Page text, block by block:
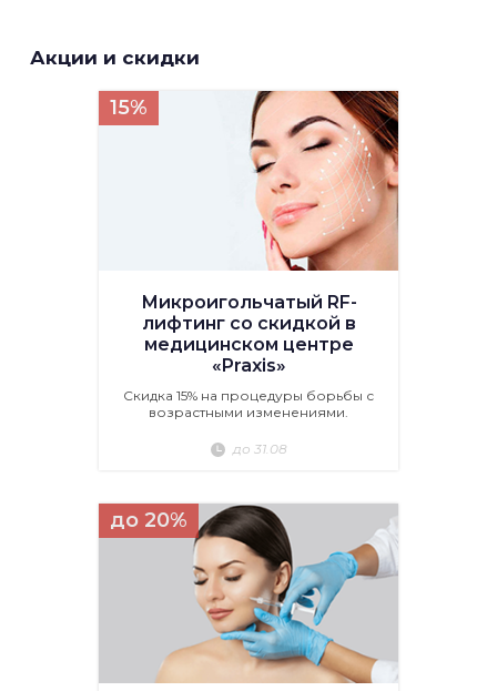
Акции и скидки
15%
Микроигольчатый RF-
лифтинг со скидкой в
медицинском центре
«Praxis»
Скидка 15% на процедуры борьбы с
возрастными изменениями.
до 31.08
до 20%